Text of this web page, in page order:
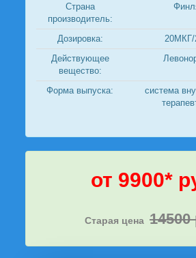
Страна
производитель:
Дозировка:
Действующее
вещество:
Форма выпуска:
система
от 9900*
Старая цена 14500